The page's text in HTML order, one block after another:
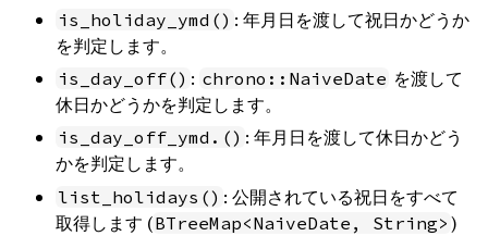
is_holiday_ymd() : 年月日を渡して祝日かどうか
を判定します。
is_day_off() : chrono::NaiveDate を渡して
休日かどうかを判定します。
is_day_off_ymd.() : 年月日を渡して休日かどう
かを判定します。
list_holidays() : 公開されている祝日をすべて
取得します (BTreeMap<NaiveDate, String> )